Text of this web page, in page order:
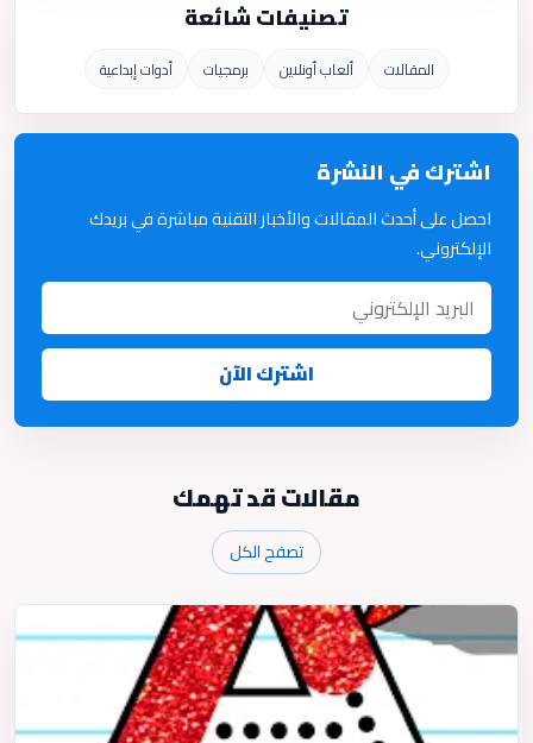
تصنيفات شائعة
المقالات ألعاب أونلاين برمجيات أدوات إبداعية
اشترك في النشرة
احصل على أحدث المقالات والأخبار التقنية مباشرة في بريدك
الإلكتروني.
اشترك الآن
مقالات قد تهمك
تصفح الكل